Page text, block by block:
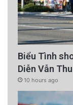
Biểu Tình
Diễn Vẫn
10 hours ago